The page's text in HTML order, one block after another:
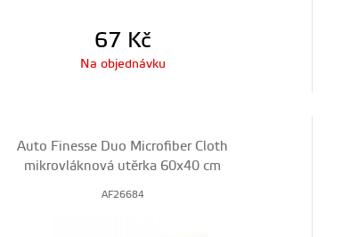
67 Kč
Na objednávku
Auto Finesse Duo Microfiber Cloth
mikrovláknová utěrka 60x40 cm
AF26684